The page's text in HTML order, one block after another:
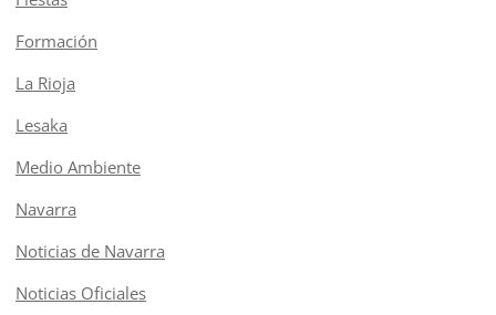
Formación
La Rioja
Lesaka
Medio Ambiente
Navarra
Noticias de Navarra
Noticias Oficiales